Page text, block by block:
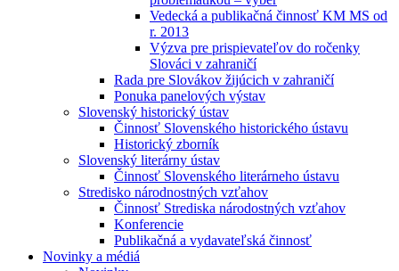
Vedecká a publikačná činnosť KM MS od
r. 2013
Výzva pre prispievateľov do ročenky
Slováci v zahraničí
Rada pre Slovákov žijúcich v zahraničí
Ponuka panelových výstav
Slovenský historický ústav
Činnosť Slovenského historického ústavu
Historický zborník
Slovenský literárny ústav
Činnosť Slovenského literárneho ústavu
Stredisko národnostných vzťahov
Činnosť Strediska národostných vzťahov
Konferencie
Publikačná a vydavateľská činnosť
Novinky a médiá